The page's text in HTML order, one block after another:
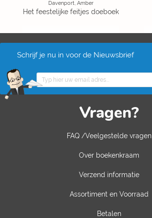
Davenport, Amber
Het feestelijke feitjes doeboek
Schrijf je nu in voor de Nieuwsbrief
Vragen?
FAQ /Veelgestelde vragen
Over boekenkraam
Verzend informatie
Assortiment en Voorraad
Betalen